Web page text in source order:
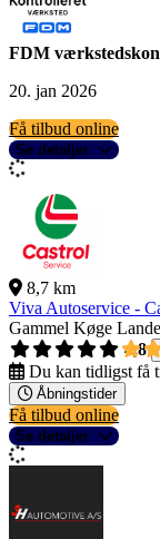
FDM
20. jan 2026
Få tilbud online
Se detaljer
8,7 km
Viva Autoservice -
Gammel Køge
4,8
Du kan tidligst få
Åbningstider
Få tilbud online
Se detaljer